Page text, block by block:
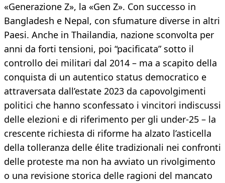
«Generazione Z», la «Gen Z». Con successo in
Bangladesh e Nepal, con sfumature diverse in altri
Paesi. Anche in Thailandia, nazione sconvolta per
anni da forti tensioni, poi “pacificata” sotto il
controllo dei militari dal 2014 – ma a scapito della
conquista di un autentico status democratico e
attraversata dall’estate 2023 da capovolgimenti
politici che hanno sconfessato i vincitori indiscussi
delle elezioni e di riferimento per gli under-25 – la
crescente richiesta di riforme ha alzato l’asticella
della tolleranza delle élite tradizionali nei confronti
delle proteste ma non ha avviato un rivolgimento
o una revisione storica delle ragioni del mancato